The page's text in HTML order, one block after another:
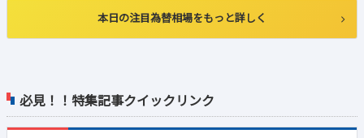
必見！！特集記事クイックリンク
本日の注目為替相場をもっと詳しく